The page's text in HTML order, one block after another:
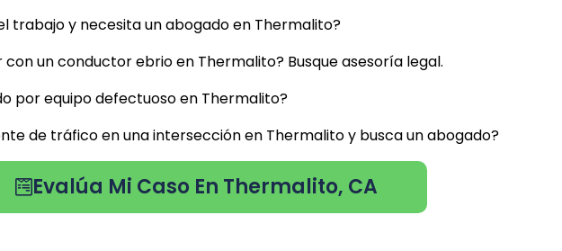
trabajo y necesita un abogado en Thermalito?
un conductor ebrio en Thermalito? Busque asesoría legal.
por equipo defectuoso en Thermalito?
de tráfico en una intersección en Thermalito y busca un abogado?
Evalúa Mi Caso En Thermalito, CA